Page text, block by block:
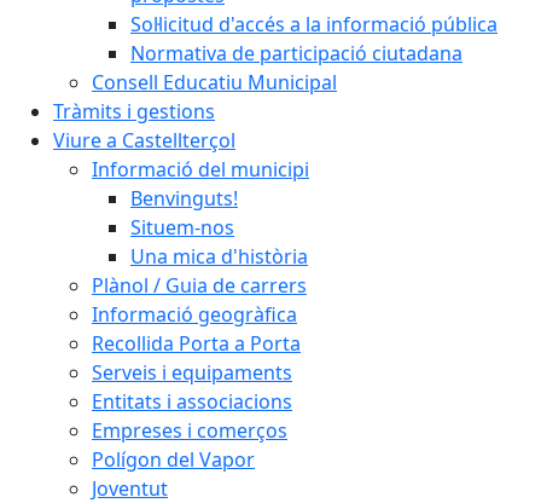
Sol·licitud d'accés a la informació pública
Normativa de participació ciutadana
Consell Educatiu Municipal
Tràmits i gestions
Viure a Castellterçol
Informació del municipi
Benvinguts!
Situem-nos
Una mica d'història
Plànol / Guia de carrers
Informació geogràfica
Recollida Porta a Porta
Serveis i equipaments
Entitats i associacions
Empreses i comerços
Polígon del Vapor
Joventut